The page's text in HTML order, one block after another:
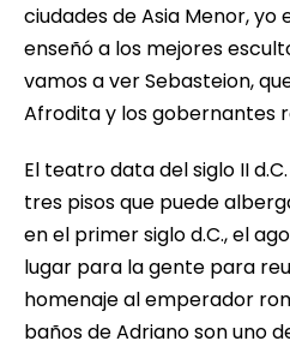
ciudades de Asia Menor, yo
enseñó a los mejores
vamos a ver Sebasteion,
Afrodita y los gobernantes
El teatro data del siglo II
tres pisos que puede
en el primer siglo d.C., el
lugar para la gente para
homenaje al emperador
baños de Adriano son uno